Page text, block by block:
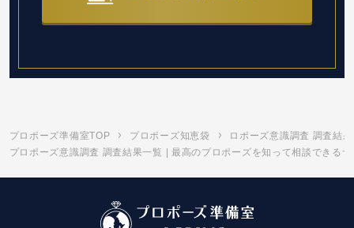
プロポーズ準備室TOP プロポーズ知恵袋
ロポーズ意識調査 調査結
プロポーズ意識調査 調査結果一覧 | 最高のプロポーズを知って相談できるサ